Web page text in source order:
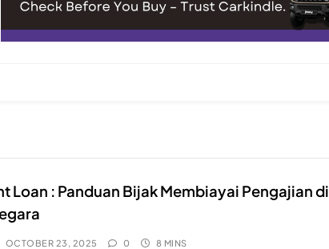
Loan : Panduan Bijak Membiayai Pengajian di
OCTOBER 23, 2025 0 8 MINS